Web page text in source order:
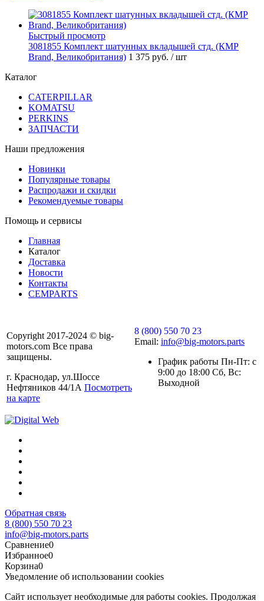
Быстрый просмотр
3081855 Комплект шатунных вкладышей стд. (КMP
Brand, Великобритания) 1 375 руб. / шт
Каталог
CATERPILLAR
KOMATSU
PERKINS
ЗАПЧАСТИ
Наши предложения
Новинки
Популярные товары
Распродажи и скидки
Рекомендуемые товары
Помощь и сервисы
Главная
Каталог
Доставка
Новости
Контакты
CEMPARTS
Copyright 2017-2024 © big-
motors.com Все права
защищены.
г. Краснодар, ул.Шоссе
Нефтяников 44/1А Посмотреть
на карте
8 (800) 550 70 23
Email: info@big-motors.parts
График работы Пн-Пт: с
9:00 до 18:00 Сб, Вс:
Выходной
Обратная связь
8 (800) 550 70 23
info@big-motors.parts
Сравнение0
Избранное0
Корзина0
Уведомление об использовании cookies
Сайт использует необходимые для работы cookies. Продолжая